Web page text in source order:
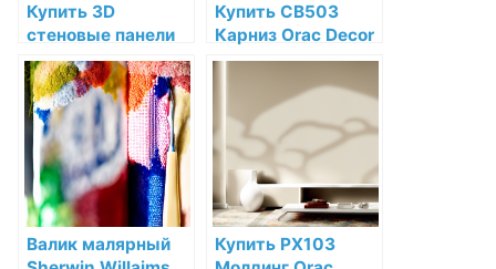
Купить 3D
стеновые панели
Orac Decor по
низким ценам —
Санкт-Петербург
и Лен. обл.
Купить CB503
Карниз Orac Decor
Дюрофом Orac
Decor по низкой
цене в интернет-
магазине
Валик малярный
Купить PX103